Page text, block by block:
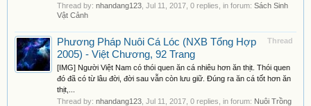
Thread by: nhandang123 Jul 11, 2017 , 0 replies, in forum: Sách Sinh
Vật Cảnh
Thread
Phương Pháp Nuôi Cá Lóc (NXB Tổng Hợp
2005) - Việt Chương, 92 Trang
[IMG] Người Việt Nam có thói quen ăn cá nhiêu hơn ăn thịt. Thói quen
đó đã có từ lâu đời, đời sau vẫn còn lưu giữ. Đúng ra ăn cá tốt hơn ăn
thịt,...
Thread by: nhandang123 Jul 11, 2017 , 0 replies, in forum: Nuôi Trồng